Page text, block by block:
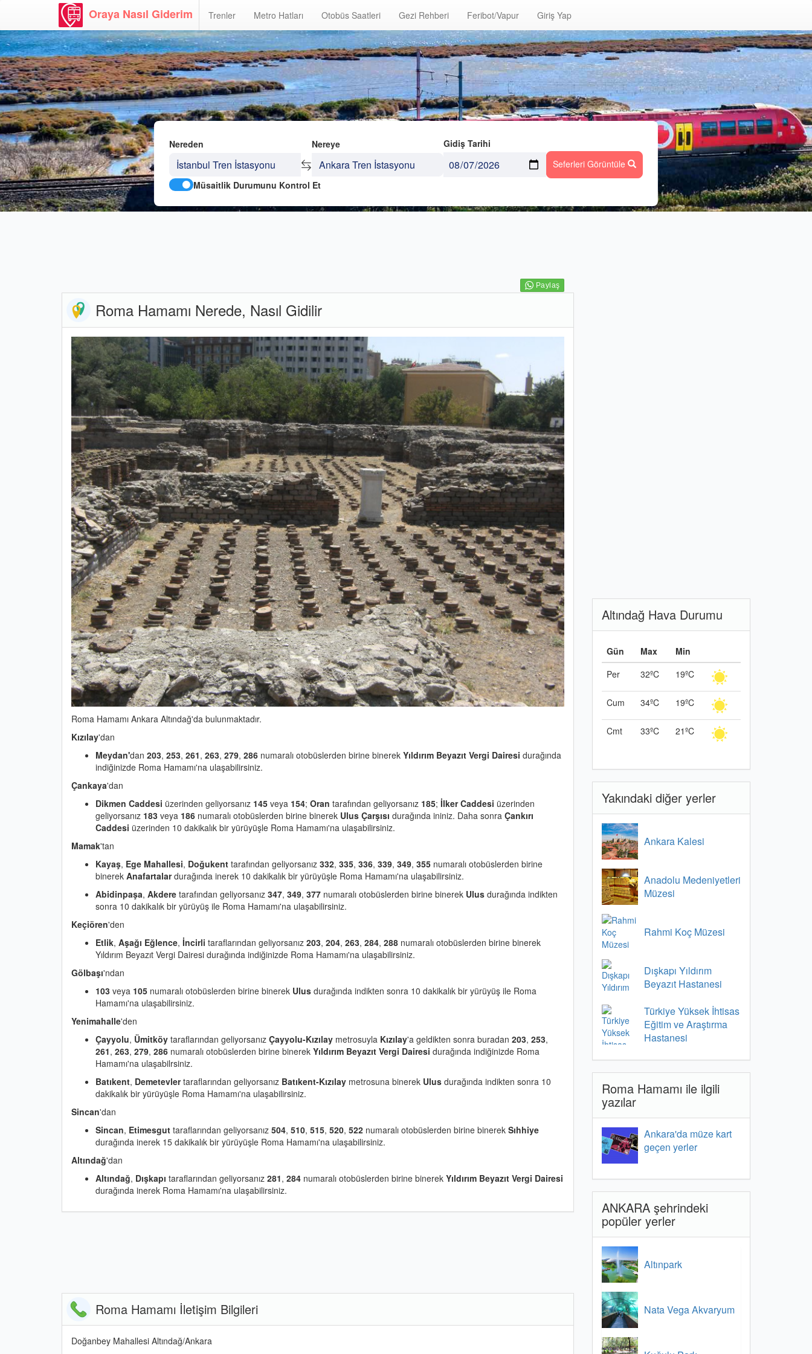
Oraya Nasıl Giderim Trenler Metro Hatları Otobüs Saatleri Gezi Rehberi Feribot/Vapur Giriş Yap
Nereden Nereye
Gidiş Tarihi
Seferleri Görüntüle
Müsaitlik Durumunu Kontrol Et
Paylaş
Roma Hamamı Nerede, Nasıl Gidilir
Roma Hamamı Ankara Altındağ'da bulunmaktadır.
Kızılay'dan
Meydan'dan 203, 253, 261, 263, 279, 286 numaralı otobüslerden birine binerek Yıldırım Beyazıt Vergi Dairesi durağında
indiğinizde Roma Hamamı'na ulaşabilirsiniz.
Çankaya'dan
Dikmen Caddesi üzerinden geliyorsanız 145 veya 154; Oran tarafından geliyorsanız 185; İlker Caddesi üzerinden
geliyorsanız 183 veya 186 numaralı otobüslerden birine binerek Ulus Çarşısı durağında ininiz. Daha sonra Çankırı
Caddesi üzerinden 10 dakikalık bir yürüyüşle Roma Hamamı'na ulaşabilirsiniz.
Mamak'tan
Kayaş, Ege Mahallesi, Doğukent tarafından geliyorsanız 332, 335, 336, 339, 349, 355 numaralı otobüslerden birine
binerek Anafartalardurağında inerek 10 dakikalık bir yürüyüşle Roma Hamamı'na ulaşabilirsiniz.
Abidinpaşa, Akdere tarafından geliyorsanız 347, 349, 377 numaralı otobüslerden birine binerek Ulus durağında indikten
sonra 10 dakikalık bir yürüyüş ile Roma Hamamı'na ulaşabilirsiniz.
Keçiören'den
Etlik, Aşağı Eğlence, İncirli taraflarından geliyorsanız 203, 204, 263, 284, 288 numaralı otobüslerden birine binerek
Yıldırım Beyazıt Vergi Dairesi durağında indiğinizde Roma Hamamı'na ulaşabilirsiniz.
Gölbaşı'ndan
103 veya 105 numaralı otobüslerden birine binerek Ulus durağında indikten sonra 10 dakikalık bir yürüyüş ile Roma
Hamamı'na ulaşabilirsiniz.
Yenimahalle'den
Çayyolu, Ümitköy taraflarından geliyorsanız Çayyolu-Kızılay metrosuyla Kızılay'a geldikten sonra buradan 203, 253,
261, 263, 279, 286 numaralı otobüslerden birine binerek Yıldırım Beyazıt Vergi Dairesi durağında indiğinizde Roma
Hamamı'na ulaşabilrsiniz.
Batıkent, Demetevlertaraflarından geliyorsanız Batıkent-Kızılay metrosuna binerek Ulus durağında indikten sonra 10
dakikalık bir yürüyüşle Roma Hamamı'na ulaşabilirsiniz.
Sincan'dan
Sincan, Etimesgut taraflarından geliyorsanız 504, 510, 515, 520, 522 numaralı otobüslerden birine binerek Sıhhiye
durağında inerek 15 dakikalık bir yürüyüşle Roma Hamamı'na ulaşabilirsiniz.
Altındağ'dan
Altındağ, Dışkapı taraflarından geliyorsanız 281, 284 numaralı otobüslerden birine binerek Yıldırım Beyazıt Vergi Dairesi
durağında inerek Roma Hamamı'na ulaşabilirsiniz.
Roma Hamamı İletişim Bilgileri
Doğanbey Mahallesi Altındağ/Ankara
Altındağ Hava Durumu
Gün Max
Min
Per
32ºC 19ºC
Cum 34ºC 19ºC
Cmt 33ºC 21ºC
Yakındaki diğer yerler
Ankara Kalesi
Anadolu Medeniyetleri
Müzesi
Rahmi Koç Müzesi
Dışkapı Yıldırım
Beyazıt Hastanesi
Türkiye Yüksek İhtisas
Eğitim ve Araştırma
Hastanesi
Roma Hamamı ile ilgili
yazılar
Ankara'da müze kart
geçen yerler
ANKARA şehrindeki
popüler yerler
Altınpark
Nata Vega Akvaryum